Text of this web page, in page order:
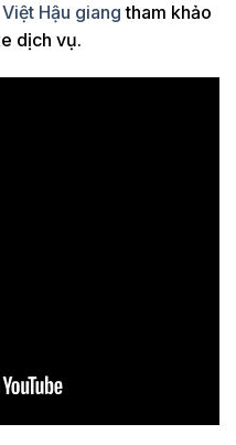
Hậu giang tham khảo
dịch vụ.